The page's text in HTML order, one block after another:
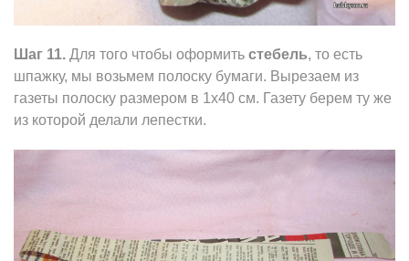
Шаг 11. Для того чтобы оформить стебель, то есть
шпажку, мы возьмем полоску бумаги. Вырезаем из
газеты полоску размером в 1х40 см. Газету берем ту же
из которой делали лепестки.